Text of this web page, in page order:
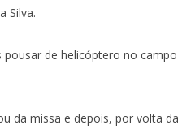
Silva.
de helicóptero no
da missa e depois, por volta